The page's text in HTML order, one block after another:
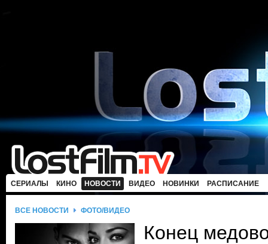
СЕРИАЛЫ КИНО НОВОСТИ ВИДЕО НОВИНКИ РАСПИСАНИЕ
ВСЕ НОВОСТИ ФОТО/ВИДЕО
Конец